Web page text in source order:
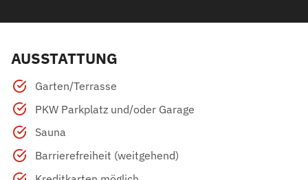
AUSSTATTUNG
Garten/Terrasse
PKW Parkplatz und/oder Garage
Sauna
Barrierefreiheit (weitgehend)